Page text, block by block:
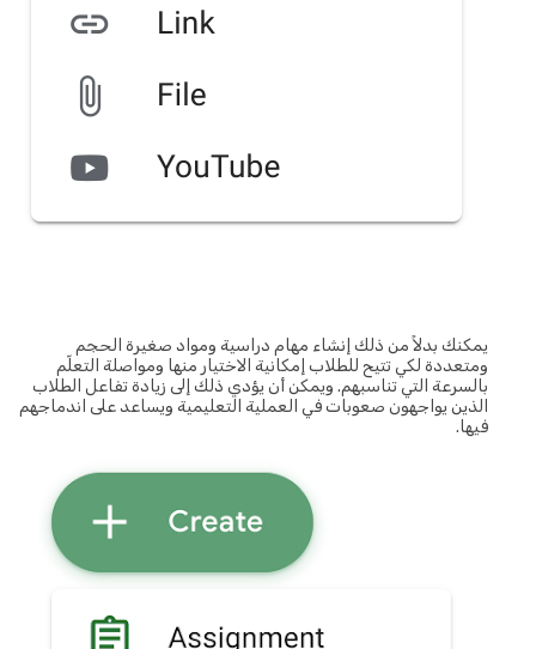
يمكنك بدلاً من ذلك إنشاء مهام دراسية ومواد صغيرة الحجم
ومتعددة لكي تتيح للطلاب إمكانية الاختيار منها ومواصلة التعلّم
بالسرعة التي تناسبهم. ويمكن أن يؤدي ذلك إلى زيادة تفاعل الطلاب
الذين يواجهون صعوبات في العملية التعليمية ويساعد على اندماجهم